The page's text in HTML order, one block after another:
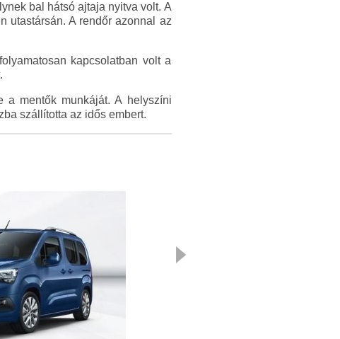
bal hátsó ajtaja nyitva volt. A
utastársán. A rendőr azonnal az
kapcsolatban volt a
a mentők munkáját. A helyszíni
szállította az idős embert.